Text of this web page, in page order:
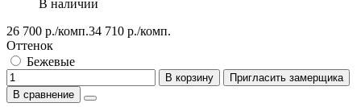
В наличии
26 700 р./комп.34 710 р./комп.
Оттенок
Бежевые
В корзину
Пригласить замерщика
В сравнение